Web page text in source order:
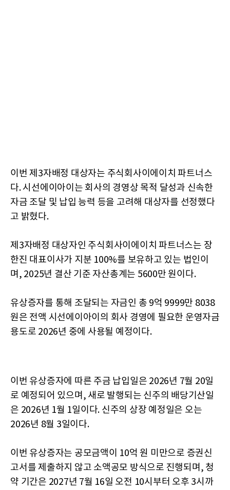
이번 제3자배정 대상자는 주식회사이에이치 파트너스
다. 시선에이아이는 회사의 경영상 목적 달성과 신속한
자금 조달 및 납입 능력 등을 고려해 대상자를 선정했다
고 밝혔다.
제3자배정 대상자인 주식회사이에이치 파트너스는 장
한진 대표이사가 지분 100%를 보유하고 있는 법인이
며, 2025년 결산 기준 자산총계는 5600만 원이다.
유상증자를 통해 조달되는 자금인 총 9억 9999만 8038
원은 전액 시선에이아이의 회사 경영에 필요한 운영자금
용도로 2026년 중에 사용될 예정이다.
이번 유상증자에 따른 주금 납입일은 2026년 7월 20일
로 예정되어 있으며, 새로 발행되는 신주의 배당기산일
은 2026년 1월 1일이다. 신주의 상장 예정일은 오는
2026년 8월 3일이다.
이번 유상증자는 공모금액이 10억 원 미만으로 증권신
고서를 제출하지 않고 소액공모 방식으로 진행되며, 청
약 기간은 2027년 7월 16일 오전 10시부터 오후 3시까